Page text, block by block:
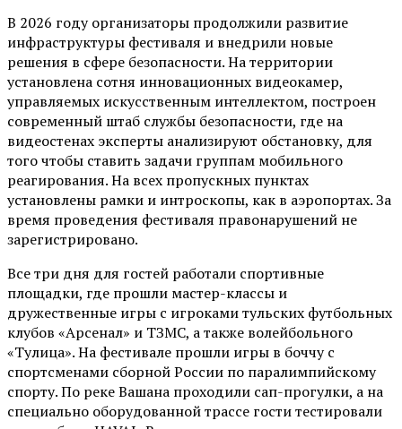
В 2026 году организаторы продолжили развитие
инфраструктуры фестиваля и внедрили новые
решения в сфере безопасности. На территории
установлена сотня инновационных видеокамер,
управляемых искусственным интеллектом, построен
современный штаб службы безопасности, где на
видеостенах эксперты анализируют обстановку, для
того чтобы ставить задачи группам мобильного
реагирования. На всех пропускных пунктах
установлены рамки и интроскопы, как в аэропортах. За
время проведения фестиваля правонарушений не
зарегистрировано.
Все три дня для гостей работали спортивные
площадки, где прошли мастер-классы и
дружественные игры с игроками тульских футбольных
клубов «Арсенал» и ТЗМС, а также волейбольного
«Тулица». На фестивале прошли игры в боччу с
спортсменами сборной России по паралимпийскому
спорту. По реке Вашана проходили сап-прогулки, а на
специально оборудованной трассе гости тестировали